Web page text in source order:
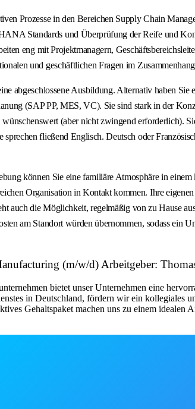
Prozesse in den Bereichen Supply Chain
Standards und Überprüfung der Reife und
eng mit Projektmanagern,
und geschäftlichen Fragen im
abgeschlossene Ausbildung. Alternativ haben
(SAP PP, MES, VC). Sie sind stark in der
(aber nicht zwingend erforderlich).
sprechen fließend Englisch. Deutsch oder
können Sie eine familiäre Atmosphäre in
Organisation in Kontakt kommen. Ihre
auch die Möglichkeit, regelmäßig von zu Hause
am Standort würden übernommen, sodass
(m/w/d) Arbeitgeber:
bietet unser Unternehmen eine
in Deutschland, fördern wir ein kollegiales
Gehaltspaket machen uns zu einem